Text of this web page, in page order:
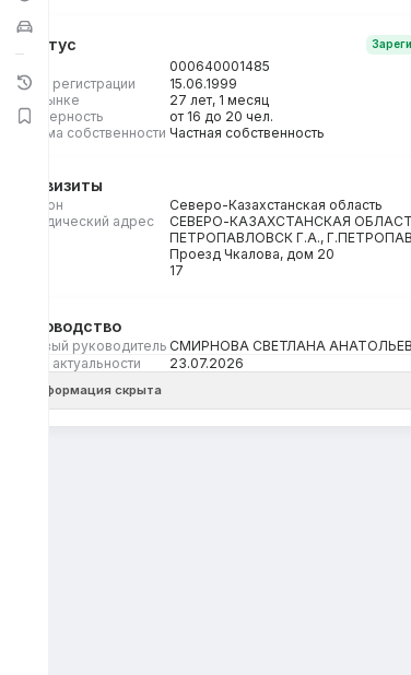
Статус
000640001485
Дата регистрации
15.06.1999
На рынке
27 лет, 1 месяц
Размерность
от 16 до 20 чел.
Форма собственности Частная собственность
Реквизиты
Регион
Северо-Казахстанская область
Юридический адрес
СЕВЕРО-КАЗАХСТАНСКАЯ
ПЕТРОПАВЛОВСК Г.А.,
Проезд Чкалова, дом 20
17
Руководство
Первый руководитель СМИРНОВА СВЕТЛАНА
Дата актуальности
23.07.2026
Информация скрыта